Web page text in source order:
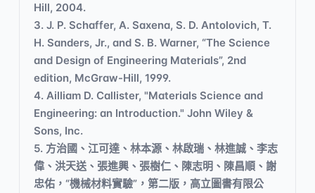
Hill, 2004.
3. J. P. Schaffer, A. Saxena, S. D. Antolovich, T.
H. Sanders, Jr., and S. B. Warner, “The Science
and Design of Engineering Materials”, 2nd
edition, McGraw-Hill, 1999.
4. Ailliam D. Callister, "Materials Science and
Engineering: an Introduction." John Wiley &
Sons, Inc.
5. 方治國、江可達、林本源、林啟瑞、林進誠、李志
偉、洪天送、張進興、張樹仁、陳志明、陳昌順、謝
忠佑，“機械材料實驗”，第二版，高立圖書有限公